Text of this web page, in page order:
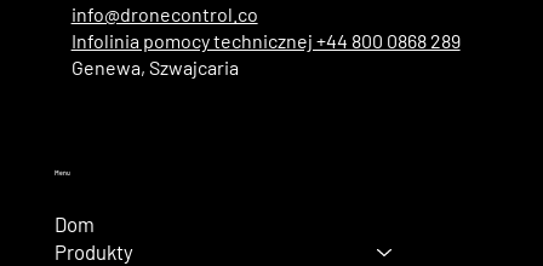
info@dronecontrol.co
Infolinia pomocy technicznej +44 800 0868 289
Genewa, Szwajcaria
Menu
Dom
Produkty